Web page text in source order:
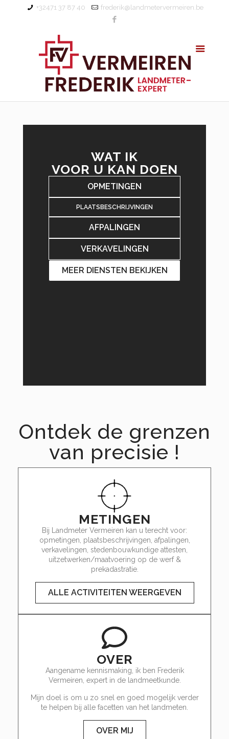
+32471 37 87 40 frederik@landmetervermeiren.be
WAT IK
VOOR U KAN DOEN
OPMETINGEN
PLAATSBESCHRIJVINGEN
AFPALINGEN
VERKAVELINGEN
MEER DIENSTEN BEKIJKEN
Ontdek de grenzen
van precisie !
METINGEN
Bij Landmeter Vermeiren kan u terecht voor:
opmetingen, plaatsbeschrijvingen, afpalingen,
verkavelingen, stedenbouwkundige attesten,
uitzetwerken/maatvoering op de werf &
prekadastratie.
ALLE ACTIVITEITEN WEERGEVEN
OVER
Aangename kennismaking, ik ben Frederik
Vermeiren, expert in de landmeetkunde.
Mijn doel is om u zo snel en goed mogelijk verder
te helpen bij alle facetten van het landmeten.
OVER MIJ